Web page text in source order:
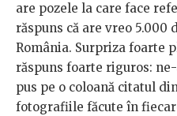
are pozele la care face
răspuns că are vreo
România. Surpriza foarte
răspuns foarte riguros:
pus pe o coloană citatul
fotografiile făcute în